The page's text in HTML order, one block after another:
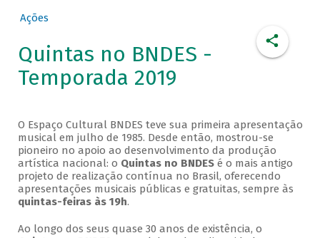
Ações
Quintas no BNDES -
Temporada 2019
O Espaço Cultural BNDES teve sua primeira apresentação
musical em julho de 1985. Desde então, mostrou-se
pioneiro no apoio ao desenvolvimento da produção
artística nacional: o Quintas no BNDESé o mais antigo
projeto de realização contínua no Brasil, oferecendo
apresentações musicais públicas e gratuitas, sempre às
quintas-feiras às 19h.
Ao longo dos seus quase 30 anos de existência, o